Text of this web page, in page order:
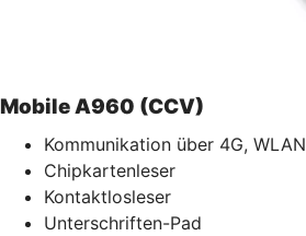
Mobile A960 (CCV)
Kommunikation über 4G, WLAN
Chipkartenleser
Kontaktlosleser
Unterschriften-Pad